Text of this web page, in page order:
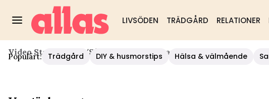
LIVSÖDEN TRÄDGÅRD RELATIONER
Populärt: Trädgård DIY & husmorstips Hälsa & välmående
Video Start / Hälsa /Så Håller Du Hjärnan Ung